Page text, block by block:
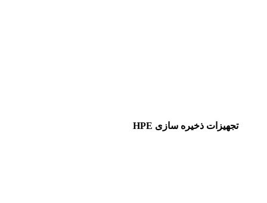
تجهیزات ذخیره سازی HPE